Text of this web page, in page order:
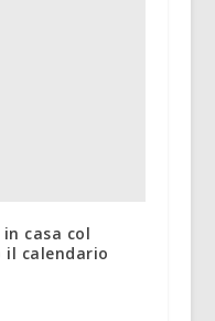
casa col
il calendario